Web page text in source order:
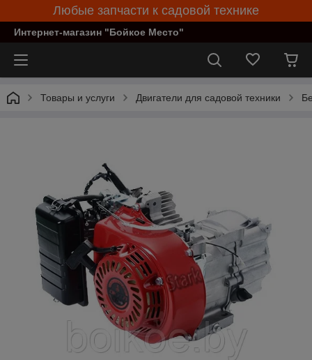
Любые запчасти к садовой технике
Интернет-магазин "Бойкое Место"
Товары и услуги Двигатели для садовой техники